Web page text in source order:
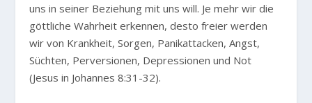
uns in seiner Beziehung mit uns will. Je mehr wir die
göttliche Wahrheit erkennen, desto freier werden
wir von Krankheit, Sorgen, Panikattacken, Angst,
Süchten, Perversionen, Depressionen und Not
(Jesus in Johannes 8:31-32).